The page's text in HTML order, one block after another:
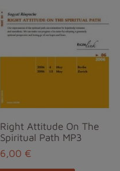
Right Attitude On The
Spiritual Path MP3
6,00 €